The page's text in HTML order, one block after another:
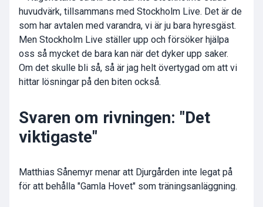
huvudvärk, tillsammans med Stockholm Live. Det är de
som har avtalen med varandra, vi är ju bara hyresgäst.
Men Stockholm Live ställer upp och försöker hjälpa
oss så mycket de bara kan när det dyker upp saker.
Om det skulle bli så, så är jag helt övertygad om att vi
hittar lösningar på den biten också.
Svaren om rivningen: "Det
viktigaste"
Matthias Sånemyr menar att Djurgården inte legat på
för att behålla "Gamla Hovet" som träningsanläggning.